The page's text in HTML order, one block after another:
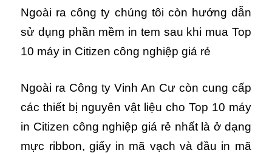
Ngoài ra công ty chúng tôi còn hướng dẫn
sử dụng phần mềm in tem sau khi mua Top
10 máy in Citizen công nghiệp giá rẻ
Ngoài ra Công ty Vinh An Cư còn cung cấp
các thiết bị nguyên vật liệu cho Top 10 máy
in Citizen công nghiệp giá rẻ nhất là ở dạng
mực ribbon, giấy in mã vạch và đầu in mã